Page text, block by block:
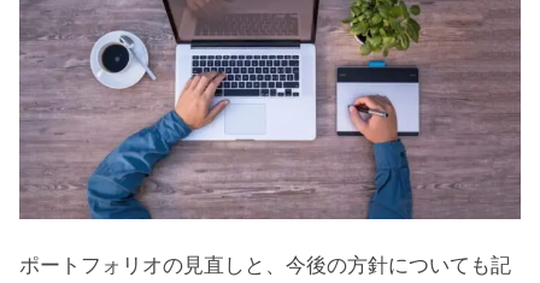
ポートフォリオの見直しと、今後の方針についても記